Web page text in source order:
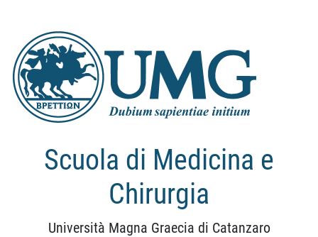
Scuola di Medicina e
Chirurgia
Università Magna Graecia di Catanzaro